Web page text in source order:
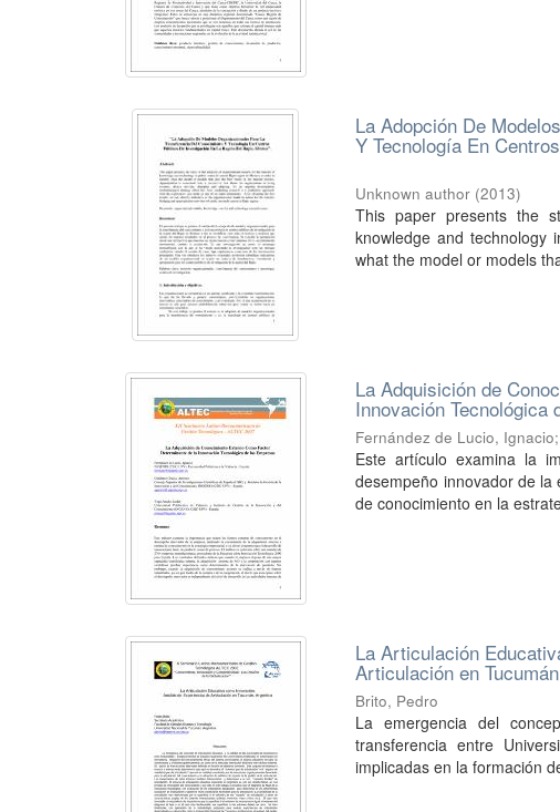
La Adopción De
Y Tecnología En
Unknown author (2013)
This paper presents the
knowledge and technology
what the model or models
La Adquisición de
Innovación Tecnológica
Fernández de Lucio, Ignacio
Este artículo examina la
desempeño innovador de
de conocimiento en la
La Articulación
Articulación en
Brito, Pedro
La emergencia del
transferencia entre
implicadas en la formación